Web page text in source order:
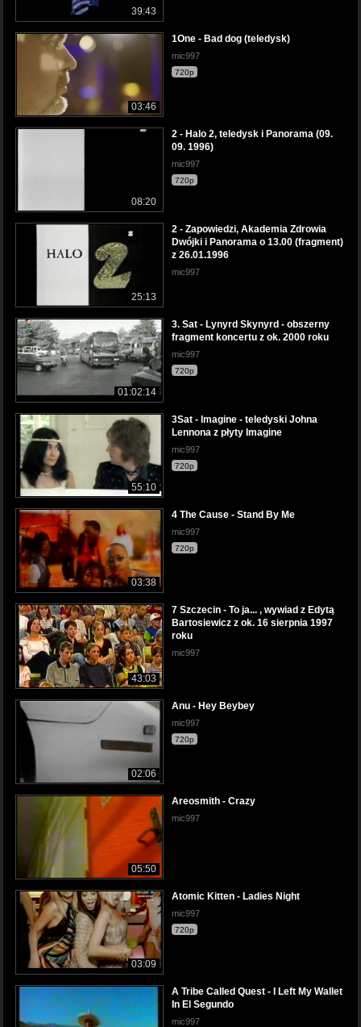
39:43
03:46
1One - Bad dog (teledysk)
mic997
720p
08:20
2 - Halo 2, teledysk i Panorama (09.
09. 1996)
mic997
720p
25:13
2 - Zapowiedzi, Akademia Zdrowia
Dwójki i Panorama o 13.00 (fragment)
z 26.01.1996
mic997
01:02:14
3. Sat - Lynyrd Skynyrd - obszerny
fragment koncertu z ok. 2000 roku
mic997
720p
55:10
3Sat - Imagine - teledyski Johna
Lennona z płyty Imagine
mic997
720p
03:38
4 The Cause - Stand By Me
mic997
720p
43:03
7 Szczecin - To ja... , wywiad z Edytą
Bartosiewicz z ok. 16 sierpnia 1997
roku
mic997
02:06
Anu - Hey Beybey
mic997
720p
05:50
Areosmith - Crazy
mic997
03:09
Atomic Kitten - Ladies Night
mic997
720p
A Tribe Called Quest - I Left My Wallet
In El Segundo
mic997